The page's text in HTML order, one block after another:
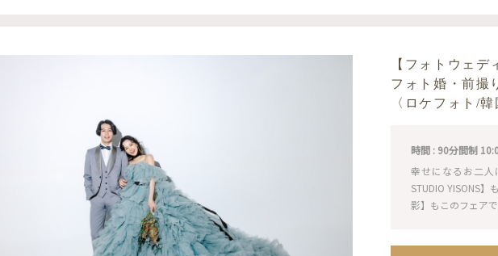
【フォトウェデ
フォト婚・前撮
〈ロケフォト/
時間 : 90分間制
幸せになるお二
STUDIO YISONS
影】もこのフェア